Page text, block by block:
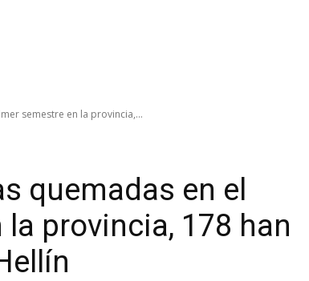
semestre en la provincia,...
quemadas en el
provincia, 178 han